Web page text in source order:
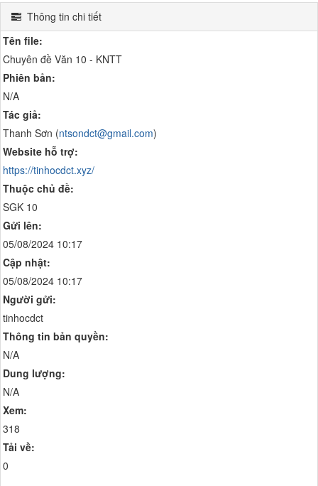
Thông tin chi tiết
Tên file:
Chuyên đề Văn 10 - KNTT
Phiên bản:
N/A
Tác giả:
Thanh Sơn (ntsondct@gmail.com)
Website hỗ trợ:
https://tinhocdct.xyz/
Thuộc chủ đề:
SGK 10
Gửi lên:
05/08/2024 10:17
Cập nhật:
05/08/2024 10:17
Người gửi:
tinhocdct
Thông tin bản quyền:
N/A
Dung lượng:
N/A
Xem:
318
Tải về:
0